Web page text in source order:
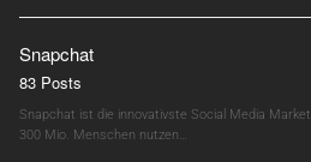
Snapchat
83 Posts
Snapchat ist die innovativste Social Media
300 Mio. Menschen nutzen…